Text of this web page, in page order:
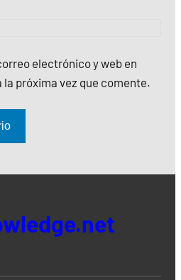
electrónico y web en
la próxima vez que comente.